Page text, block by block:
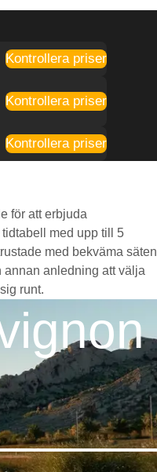
Kontrollera priser
Kontrollera priser
Kontrollera priser
för att erbjuda
med upp till 5
med bekväma säten
annan anledning att välja
runt.